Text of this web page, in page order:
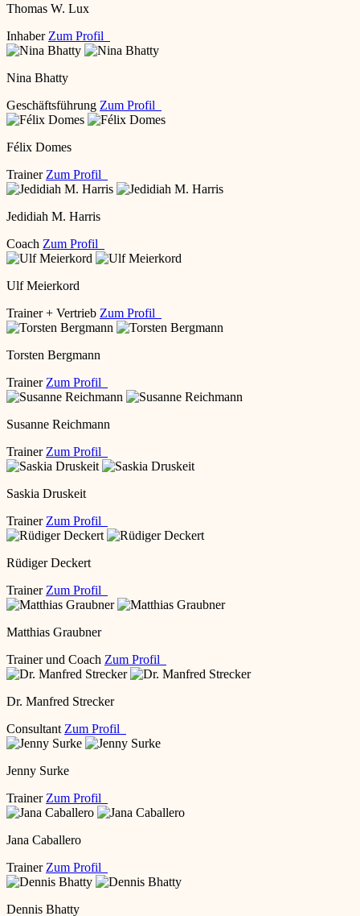
Thomas W. Lux
Inhaber Zum Profil
Nina Bhatty
Geschäftsführung Zum Profil
Félix Domes
Trainer Zum Profil
Jedidiah M. Harris
Coach Zum Profil
Ulf Meierkord
Trainer + Vertrieb Zum Profil
Torsten Bergmann
Trainer Zum Profil
Susanne Reichmann
Trainer Zum Profil
Saskia Druskeit
Trainer Zum Profil
Rüdiger Deckert
Trainer Zum Profil
Matthias Graubner
Trainer und Coach Zum Profil
Dr. Manfred Strecker
Consultant Zum Profil
Jenny Surke
Trainer Zum Profil
Jana Caballero
Trainer Zum Profil
Dennis Bhatty